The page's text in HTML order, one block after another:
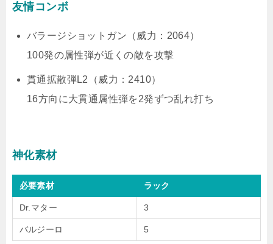
友情コンボ
バラージショットガン（威力：2064）
100発の属性弾が近くの敵を攻撃
貫通拡散弾L2（威力：2410）
16方向に大貫通属性弾を2発ずつ乱れ打ち
神化素材
必要素材 ラック
Dr.マター 3
バルジーロ 5